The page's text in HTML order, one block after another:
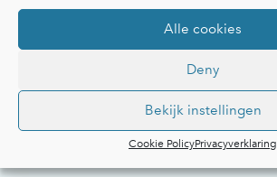
Alle cookies
Deny
Bekijk instellingen
Cookie PolicyPrivacyverklaring
Voor patiënten
Veelgestelde vragen
Afspraak maken
Ik heb een klacht